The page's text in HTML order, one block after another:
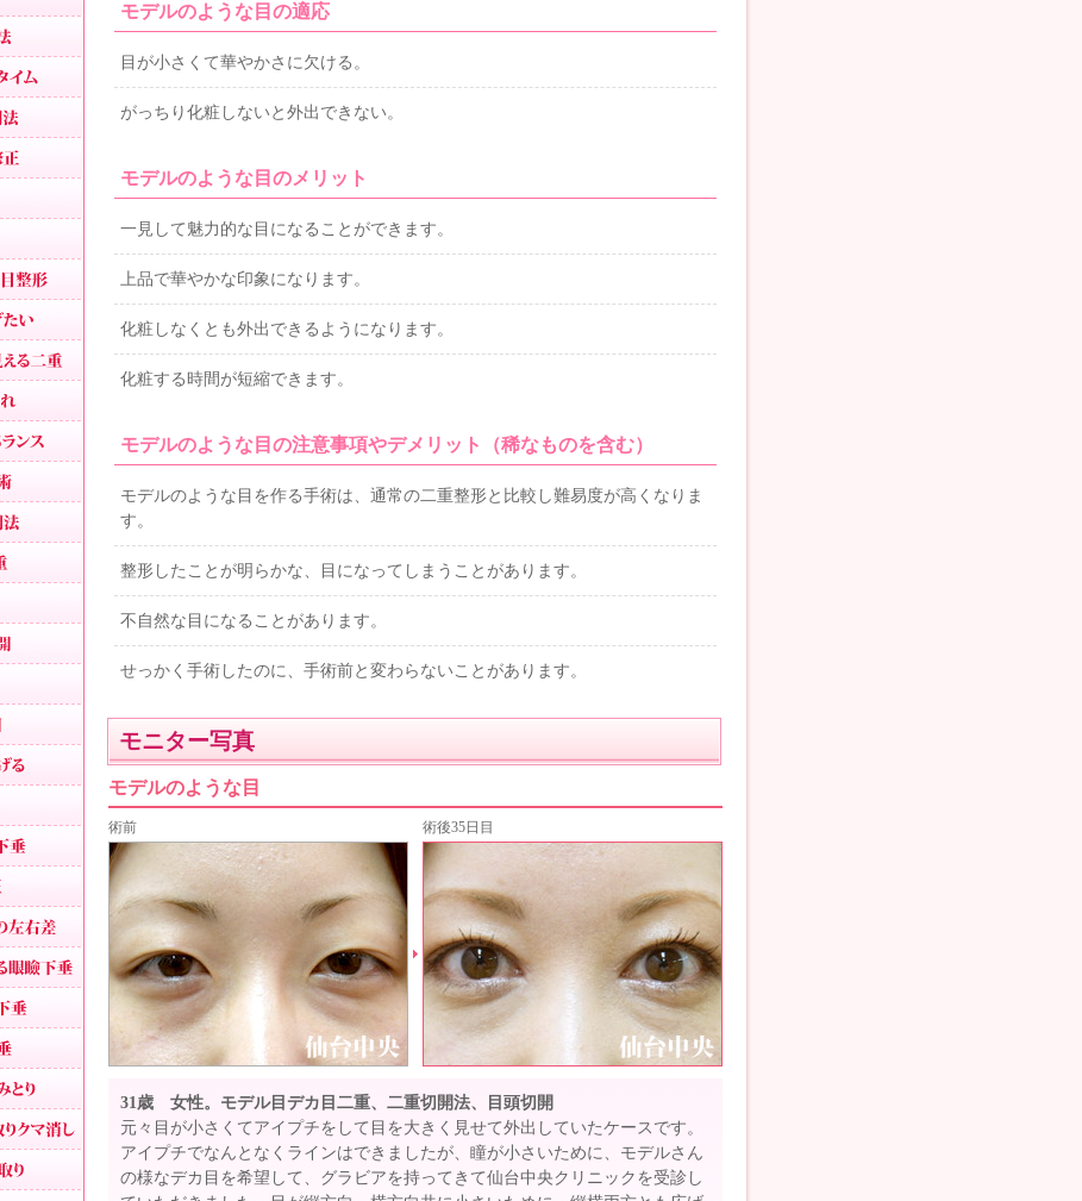
二重全切開法
切開法のダウンタイム
腫れない切開法
平行二重
末広二重
セクシー二重ネコ目整形
二重の幅を広げたい
まつ毛の生え際が見える二重
アイプチかぶれ
顔面の非対称・バランス
男性二重切開法
目頭切開
男性目頭切開
目尻切開
切れ長の目
目の横幅を広げる
眼瞼下垂
切らない眼瞼下垂
目つき矯正
眼瞼下垂による左右差
ハードコンタクトによる眼瞼下垂
腫れない眼瞼下垂
重症眼瞼下垂
目の下のシワたるみ取りクマ消し
目の下の脂肪取り
モデルのような目の適応
目が小さくて華やかさに欠ける。
がっちり化粧しないと外出できない。
モデルのような目のメリット
一見して魅力的な目になることができます。
上品で華やかな印象になります。
化粧しなくとも外出できるようになります。
化粧する時間が短縮できます。
モデルのような目の注意事項やデメリット（稀なものを含む）
モデルのような目を作る手術は、通常の二重整形と比較し難易度が高くなりま
す。
整形したことが明らかな、目になってしまうことがあります。
不自然な目になることがあります。
せっかく手術したのに、手術前と変わらないことがあります。
モニター写真
モデルのような目
術前 術後35日目
31歳 女性。モデル目デカ目二重、二重切開法、目頭切開
元々目が小さくてアイプチをして目を大きく見せて外出していたケースです。
アイプチでなんとなくラインはできましたが、瞳が小さいために、モデルさん
の様なデカ目を希望して、グラビアを持ってきて仙台中央クリニックを受診し